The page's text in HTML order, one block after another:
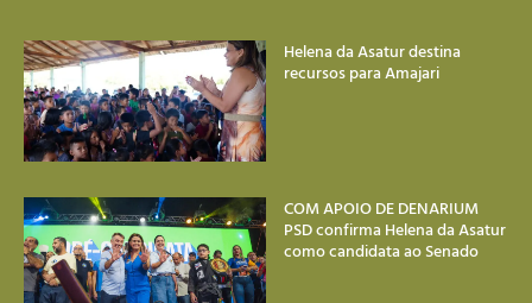
Helena da Asatur destina
recursos para Amajari
COM APOIO DE DENARIUM
PSD confirma Helena da Asatur
como candidata ao Senado